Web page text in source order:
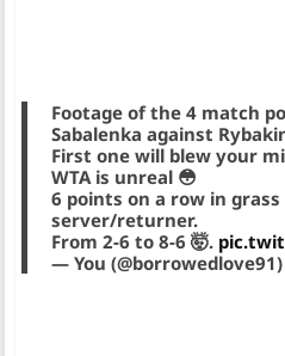
Footage of the 4 match
Sabalenka against
First one will blew your
WTA is unreal 😳
6 points on a row in
server/returner.
From 2-6 to 8-6 🤯.
— You (@borrowedlove91)